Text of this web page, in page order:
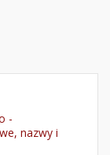
-
nazwy i